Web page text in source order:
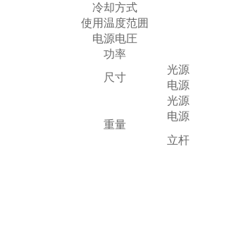
冷却方式
使用温度范囲
电源电圧
功率
尺寸
光源
电源
重量
光源
电源
立杆